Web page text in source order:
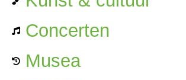
Concerten
Musea